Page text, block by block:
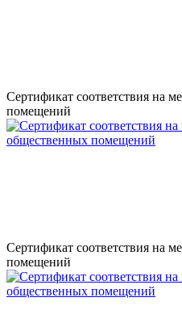
Сертификат соответствия на
помещений
Сертификат соответствия на
помещений